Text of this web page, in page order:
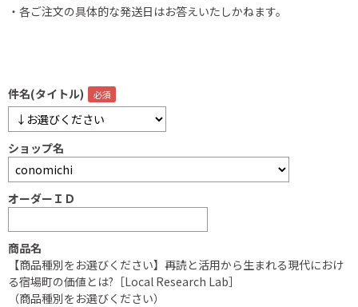
・各ご注文の具体的な発送日はお答えいたしかねます。
件名(タイトル)
ショップ名
オーダーＩＤ
商品名
【商品種別をお選びください】再読と活用から生まれる現代におけ
る宿場町の価値とは?［Local Research Lab］
（商品種別をお選びください）